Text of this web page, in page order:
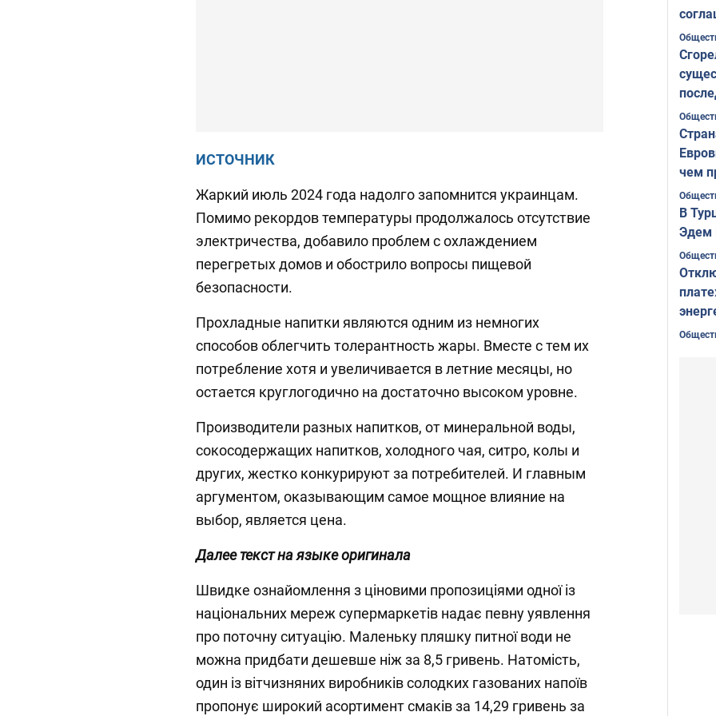
ИСТОЧНИК
Жаркий июль 2024 года надолго запомнится украинцам.
Помимо рекордов температуры продолжалось отсутствие
электричества, добавило проблем с охлаждением
перегретых домов и обострило вопросы пищевой
безопасности.
Прохладные напитки являются одним из немногих
способов облегчить толерантность жары. Вместе с тем их
потребление хотя и увеличивается в летние месяцы, но
остается круглогодично на достаточно высоком уровне.
Производители разных напитков, от минеральной воды,
сокосодержащих напитков, холодного чая, ситро, колы и
других, жестко конкурируют за потребителей. И главным
аргументом, оказывающим самое мощное влияние на
выбор, является цена.
Далее текст на языке оригинала
Швидке ознайомлення з ціновими пропозиціями одної із
національних мереж супермаркетів надає певну уявлення
про поточну ситуацію. Маленьку пляшку питної води не
можна придбати дешевше ніж за 8,5 гривень. Натомість,
один із вітчизняних виробників солодких газованих напоїв
пропонує широкий асортимент смаків за 14,29 гривень за
чем
В
Эдем